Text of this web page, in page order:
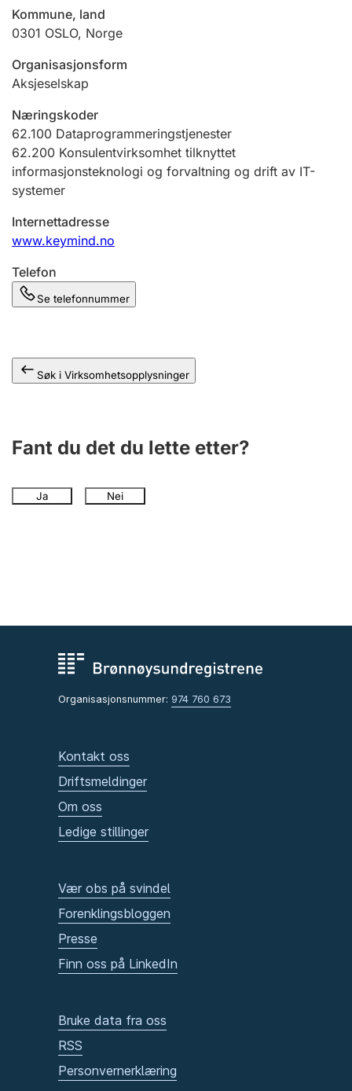
Andre tema
Kommune, land
0301 OSLO, Norge
Organisasjonsform
Aksjeselskap
Næringskoder
62.100 Dataprogrammeringstjenester
62.200 Konsulentvirksomhet tilknyttet
informasjonsteknologi og forvaltning og drift av IT-
systemer
Internettadresse
www.keymind.no
Telefon
Se telefonnummer
Søk i Virksomhetsopplysninger
Fant du det du lette etter?
Ja Nei
Organisasjonsnummer: 974 760 673
Kontakt oss
Driftsmeldinger
Om oss
Ledige stillinger
Vær obs på svindel
Forenklingsbloggen
Presse
Finn oss på LinkedIn
Bruke data fra oss
RSS
Personvernerklæring